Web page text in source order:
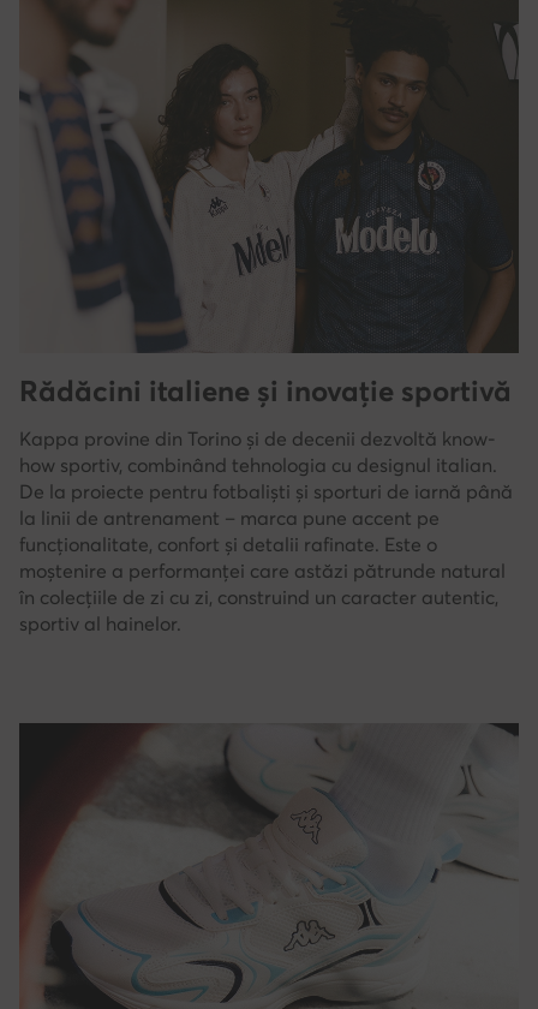
Rădăcini italiene și inovație sportivă
Kappa provine din Torino și de decenii dezvoltă know-
how sportiv, combinând tehnologia cu designul italian.
De la proiecte pentru fotbaliști și sporturi de iarnă până
la linii de antrenament – marca pune accent pe
funcționalitate, confort și detalii rafinate. Este o
moștenire a performanței care astăzi pătrunde natural
în colecțiile de zi cu zi, construind un caracter autentic,
sportiv al hainelor.